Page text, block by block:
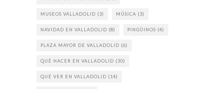
MUSEOS VALLADOLID (3) MÚSICA (3)
NAVIDAD EN VALLADOLID (8) PINGÜINOS (4)
PLAZA MAYOR DE VALLADOLID (6)
QUÉ HACER EN VALLADOLID (30)
QUÉ VER EN VALLADOLID (14)